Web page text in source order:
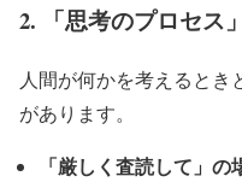
2. 「思考のプロセス
人間が何かを考えると
があります。
「厳しく査読して」の